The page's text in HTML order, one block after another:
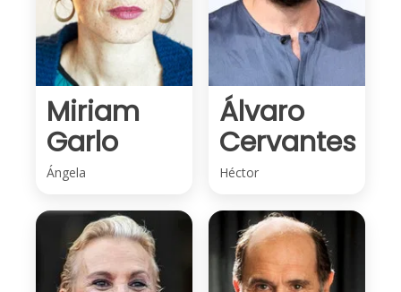
Miriam
Garlo
Ángela
Álvaro
Cervantes
Héctor